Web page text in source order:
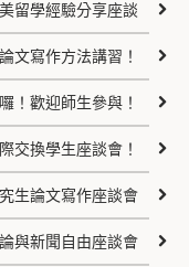
留學經驗分享座談
文寫作方法講習！
！歡迎師生參與！
交換學生座談會！
生論文寫作座談會
與新聞自由座談會